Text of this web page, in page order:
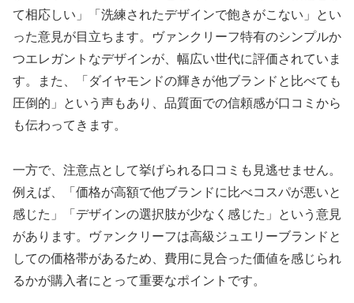
て相応しい」「洗練されたデザインで飽きがこない」とい
った意見が目立ちます。ヴァンクリーフ特有のシンプルか
つエレガントなデザインが、幅広い世代に評価されていま
す。また、「ダイヤモンドの輝きが他ブランドと比べても
圧倒的」という声もあり、品質面での信頼感が口コミから
も伝わってきます。
一方で、注意点として挙げられる口コミも見逃せません。
例えば、「価格が高額で他ブランドに比べコスパが悪いと
感じた」「デザインの選択肢が少なく感じた」という意見
があります。ヴァンクリーフは高級ジュエリーブランドと
しての価格帯があるため、費用に見合った価値を感じられ
るかが購入者にとって重要なポイントです。